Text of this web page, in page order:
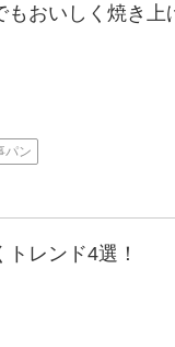
おいしく焼き上
パン
レンド4選！